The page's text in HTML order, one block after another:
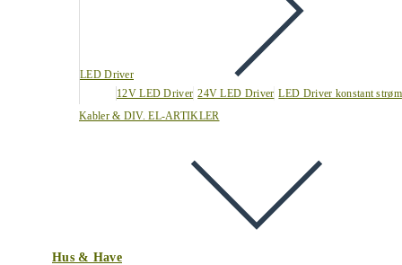
LED Driver
12V LED Driver 24V LED Driver LED Driver konstant strøm
Kabler & DIV. EL-ARTIKLER
Hus & Have